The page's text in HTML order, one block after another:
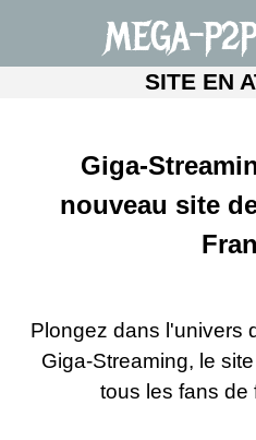
MEGA-P2P
SITE EN
Giga-
nouveau site
Plongez dans l'univers
Giga-Streaming, le
tous les fans de